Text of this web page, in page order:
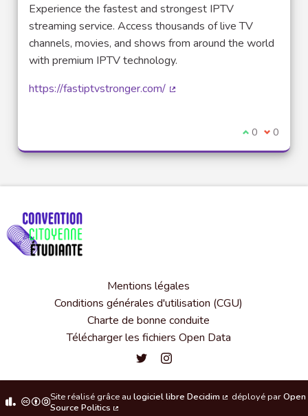
Experience the fastest and strongest IPTV
streaming service. Access thousands of live TV
channels, movies, and shows from around the world
with premium IPTV technology.
https://fastiptvstronger.com/
Je suis
0 Je ne
0
Mentions légales
Conditions générales d'utilisation (CGU)
Charte de bonne conduite
Télécharger les fichiers Open Data
Convention citoyenne étudiante
Convention citoyenne
Site réalisé grâce au logiciel libre Decidim
(Lien externe)
déployé parOpen
Source Politics